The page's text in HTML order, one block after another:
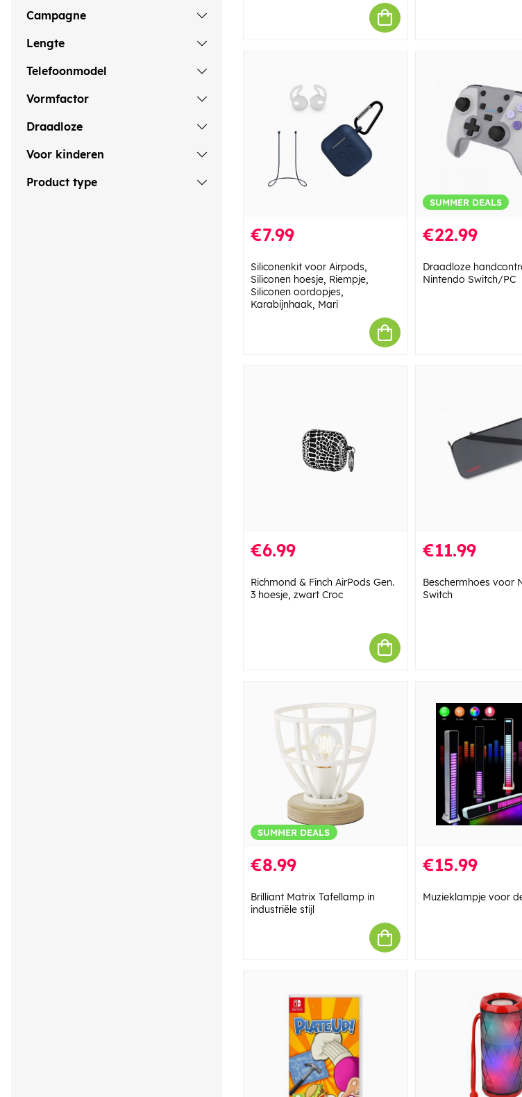
Campagne
Lengte
Telefoonmodel
Vormfactor
Draadloze
Voor kinderen
Product type
€7.99
Siliconenkit voor Airpods,
Siliconen hoesje, Riempje,
Siliconen oordopjes,
Karabijnhaak, Mari
SUMMER DEALS
€22.99
Draadloze
Nintendo Switch/PC
€6.99
Richmond & Finch AirPods Gen.
3 hoesje, zwart Croc
€11.99
Beschermhoes voor
Switch
SUMMER DEALS
€8.99
Brilliant Matrix Tafellamp in
industriële stijl
€15.99
Muzieklampje voor